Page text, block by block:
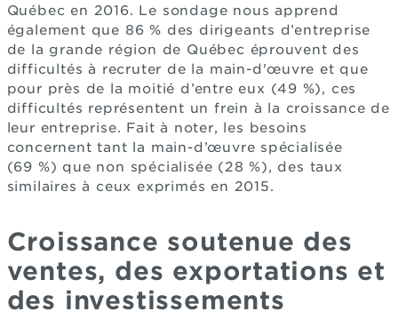
Québec en 2016. Le sondage nous apprend
également que 86 % des dirigeants d’entreprise
de la grande région de Québec éprouvent des
difficultés à recruter de la main-d'œuvre et que
pour près de la moitié d’entre eux (49 %), ces
difficultés représentent un frein à la croissance de
leur entreprise. Fait à noter, les besoins
concernent tant la main-d’œuvre spécialisée
(69 %) que non spécialisée (28 %), des taux
similaires à ceux exprimés en 2015.
Croissance soutenue des
ventes, des exportations et
des investissements